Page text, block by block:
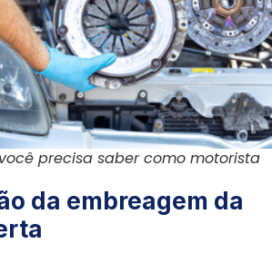
precisa saber como motorista
da embreagem da